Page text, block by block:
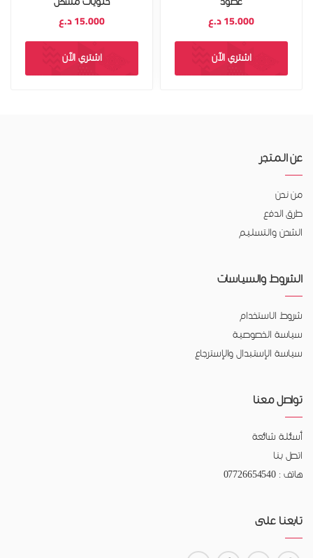
15.000د.ع
اشتري الآن
15.000د.ع
اشتري الآن
عن المتجر
من نحن
طرق الدفع
الشحن والتسليم
الشروط والسياسات
شروط الاستخدام
سياسة الخصوصية
سياسة الإستبدال والإسترجاع
تواصل معنا
أسئلة شائعة
اتصل بنا
هاتف : 07726654540
تابعنا على